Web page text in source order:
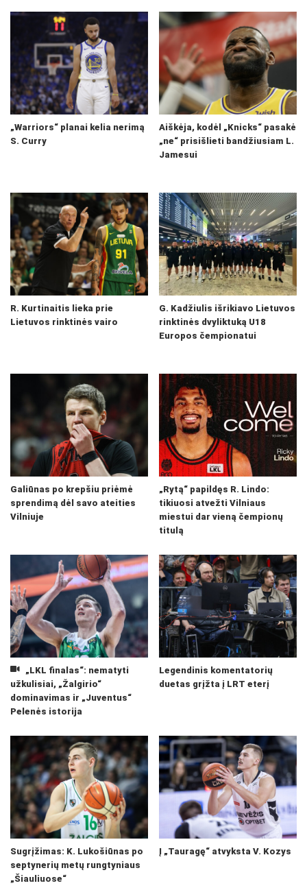
„Warriors“ planai kelia nerimą
S. Curry
Aiškėja, kodėl „Knicks“ pasakė
„ne“ prisišlieti bandžiusiam L.
Jamesui
R. Kurtinaitis lieka prie
Lietuvos rinktinės vairo
G. Kadžiulis išrikiavo Lietuvos
rinktinės dvyliktuką U18
Europos čempionatui
Galiūnas po krepšiu priėmė
sprendimą dėl savo ateities
Vilniuje
„Rytą“ papildęs R. Lindo:
tikiuosi atvežti Vilniaus
miestui dar vieną čempionų
titulą
„LKL finalas“: nematyti
užkulisiai, „Žalgirio“
dominavimas ir „Juventus“
Pelenės istorija
Legendinis komentatorių
duetas grįžta į LRT eterį
Sugrįžimas: K. Lukošiūnas po
septynerių metų rungtyniaus
„Šiauliuose“
Į „Tauragę“ atvyksta V. Kozys